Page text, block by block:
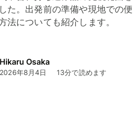
た。出発前の準備や現地での便
法についても紹介します。
Hikaru Osaka
2026年8月4日 13分で読めます